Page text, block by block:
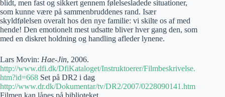
blidt, men fast og sikkert gennem følelsesladede situationer,
som kunne være på sammenbruddenes rand. Især
skyldfølelsen overalt hos den nye familie: vi skilte os af med
hende! Den emotionelt mest udsatte bliver hver gang den, som
med en diskret holdning og handling afleder lynene.
Lars Movin: Hae-Jin, 2006.
http://www.dfi.dk/DfiKataloget/Instruktoerer/Filmbeskrivelse.
htm?id=668 Set på DR2 i dag
http://www.dr.dk/Dokumentar/tv/DR2/2007/0228090141.htm
Filmen kan lånes på biblioteket.